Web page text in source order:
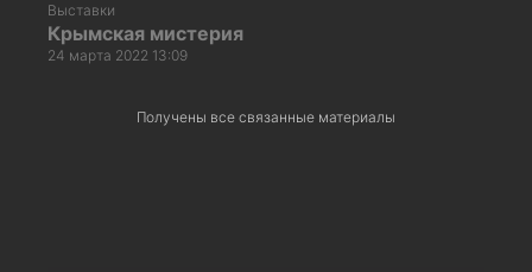
Выставки
Крымская мистерия
24 марта 2022 13:09
Получены все связанные материалы